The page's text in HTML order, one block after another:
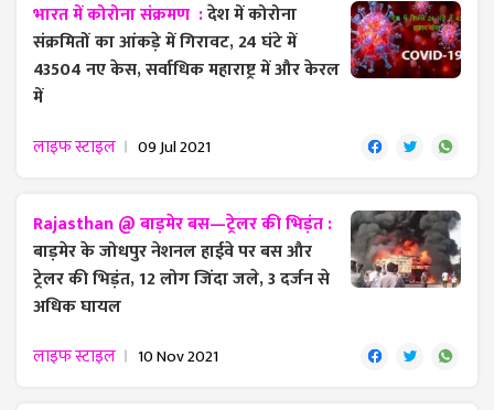
भारत में कोरोना संक्रमण :देश में कोरोना
संक्रमितों का आंकड़े में गिरावट, 24 घंटे में
43504 नए केस, सर्वाधिक महाराष्ट्र में और केरल
में
लाइफ स्टाइल 09 Jul 2021
Rajasthan @ बाड़मेर बस—ट्रेलर की भिड़ंत :
बाड़मेर के जोधपुर नेशनल हाईवे पर बस और
ट्रेलर की भिड़ंत, 12 लोग जिंदा जले, 3 दर्जन से
अधिक घायल
लाइफ स्टाइल 10 Nov 2021